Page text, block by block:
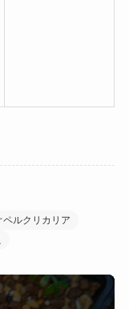
ペルクリカリア